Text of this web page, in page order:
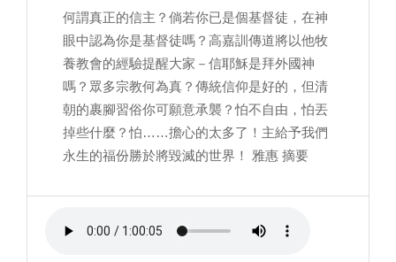
何謂真正的信主？倘若你已是個基督徒，在神
眼中認為你是基督徒嗎？高嘉訓傳道將以他牧
養教會的經驗提醒大家－信耶穌是拜外國神
嗎？眾多宗教何為真？傳統信仰是好的，但清
朝的裹腳習俗你可願意承襲？怕不自由，怕丟
掉些什麼？怕……擔心的太多了！主給予我們
永生的福份勝於將毀滅的世界！ 雅惠 摘要